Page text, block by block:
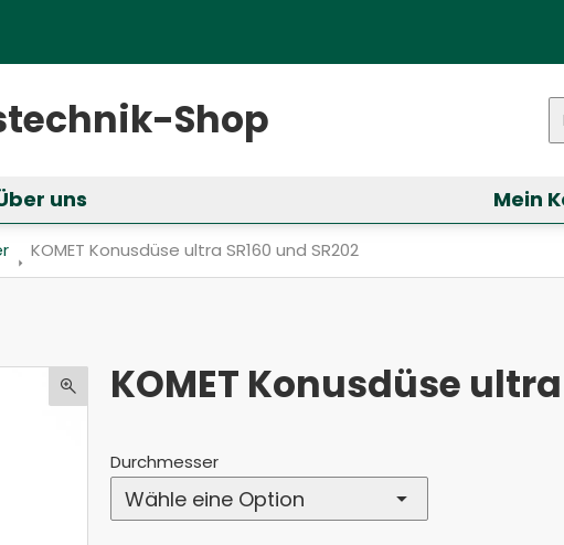
Fenster)
Shop
für &bdquo;Services&ldquo; anzeigen
uns Mein
Aktuell: KOMET Konusdüse ultra SR160 und SR202
KOMET Konusdüse ultra SR160 und SR202
KOMET Konusdüse ultra
Durchmesser